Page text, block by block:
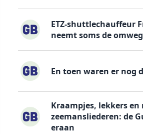
ETZ-shuttlechauffeur
neemt soms de
En toen waren er nog
Kraampjes, lekkers en
zeemansliederen: de
eraan